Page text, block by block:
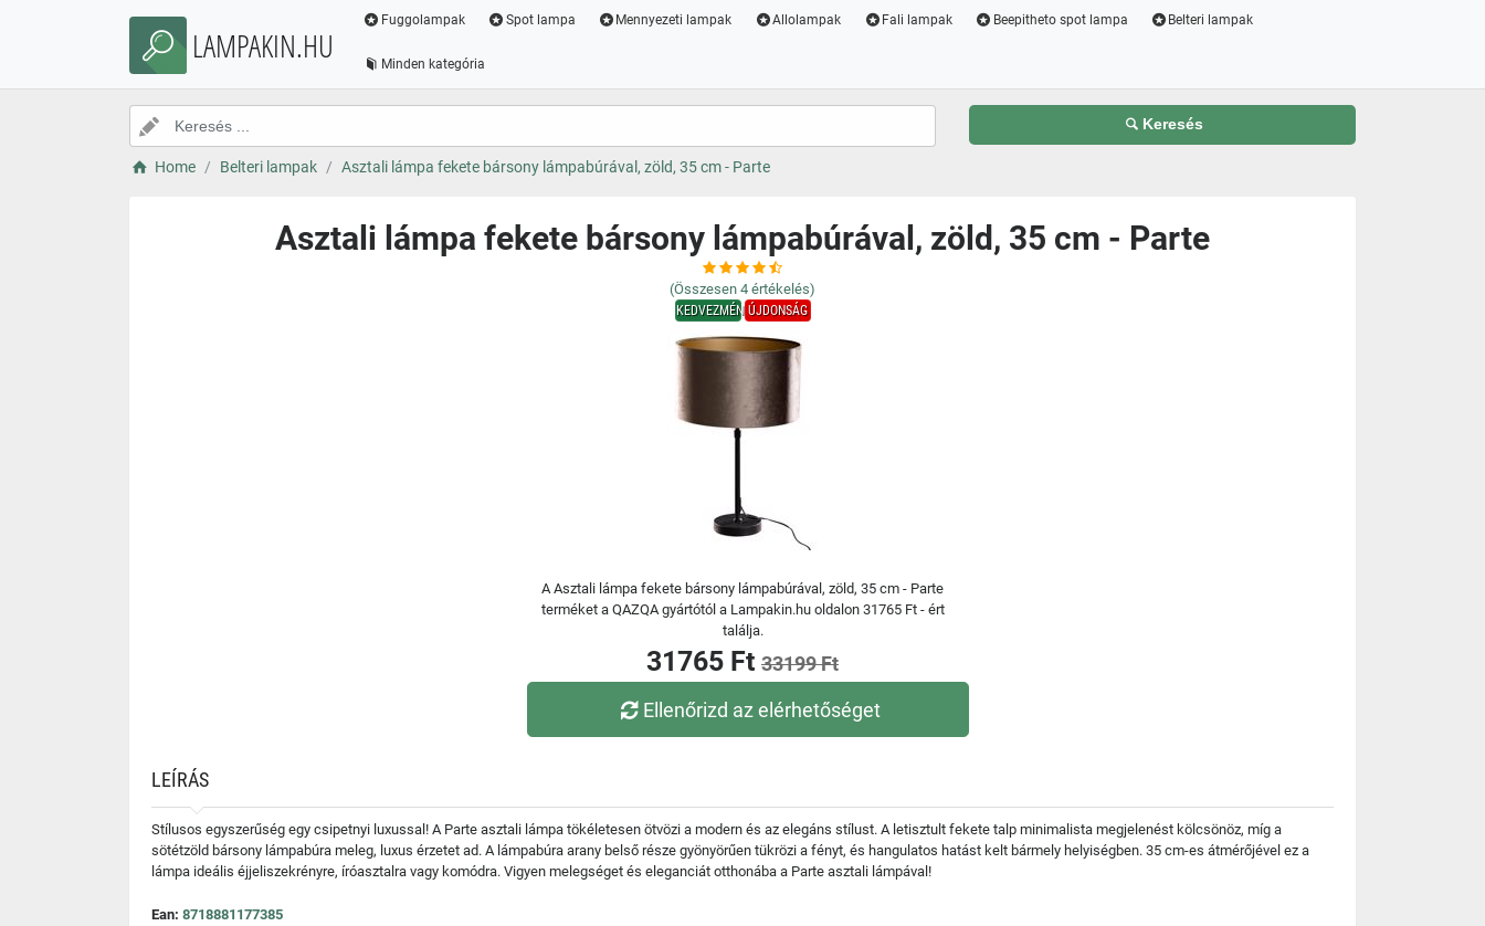
LAMPAKIN.HU
Fuggolampak Spot lampa Mennyezeti lampak Allolampak Fali lampak Beepitheto spot lampa Belteri lampak
Minden kategória
Keresés
Home Belteri lampak Asztali lámpa fekete bársony lámpabúrával, zöld, 35 cm - Parte
Asztali lámpa fekete bársony lámpabúrával, zöld, 35 cm - Parte
(Összesen 4 értékelés)
KEDVEZMÉNYÚJDONSÁG
A Asztali lámpa fekete bársony lámpabúrával, zöld, 35 cm - Parte
terméket a QAZQA gyártótól a Lampakin.hu oldalon 31765 Ft - ért
találja.
31765 Ft 33199 Ft
Ellenőrizd az elérhetőséget
LEÍRÁS
Stílusos egyszerűség egy csipetnyi luxussal! A Parte asztali lámpa tökéletesen ötvözi a modern és az elegáns stílust. A letisztult fekete talp minimalista megjelenést kölcsönöz, míg a
sötétzöld bársony lámpabúra meleg, luxus érzetet ad. A lámpabúra arany belső része gyönyörűen tükrözi a fényt, és hangulatos hatást kelt bármely helyiségben. 35 cm-es átmérőjével ez a
lámpa ideális éjjeliszekrényre, íróasztalra vagy komódra. Vigyen melegséget és eleganciát otthonába a Parte asztali lámpával!
Ean: 8718881177385